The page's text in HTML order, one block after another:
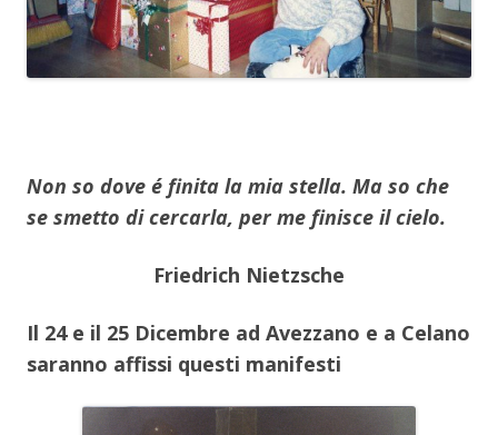
Non so dove é finita la mia stella. Ma so che
se smetto di cercarla, per me finisce il cielo.
Friedrich Nietzsche
Il 24 e il 25 Dicembre ad Avezzano e a Celano
saranno affissi questi manifesti